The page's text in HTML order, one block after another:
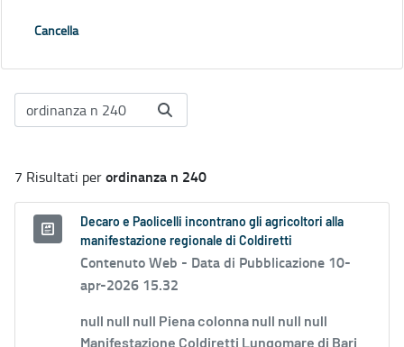
Cancella
7 Risultati perordinanza n 240
Decaro e Paolicelli incontrano gli agricoltori alla
manifestazione regionale di Coldiretti
Contenuto Web - Data di Pubblicazione 10-
apr-2026 15.32
null null null Piena colonna null null null
Manifestazione Coldiretti Lungomare di Bari